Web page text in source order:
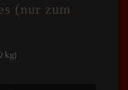
(nur zum
/ kg)